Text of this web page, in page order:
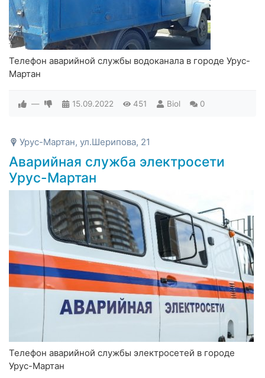
Телефон аварийной службы водоканала в городе Урус-
Мартан
— 15.09.2022 451 Biol 0
Урус-Мартан, ул.Шерипова, 21
Аварийная служба электросети
Урус-Мартан
Телефон аварийной службы электросетей в городе
Урус-Мартан